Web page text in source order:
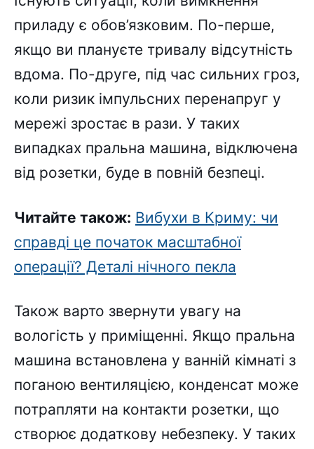
приладу є обов’язковим. По-перше,
якщо ви плануєте тривалу відсутність
вдома. По-друге, під час сильних гроз,
коли ризик імпульсних перенапруг у
мережі зростає в рази. У таких
випадках пральна машина, відключена
від розетки, буде в повній безпеці.
Читайте також: Вибухи в Криму: чи
справді це початок масштабної
операції? Деталі нічного пекла
Також варто звернути увагу на
вологість у приміщенні. Якщо пральна
машина встановлена у ванній кімнаті з
поганою вентиляцією, конденсат може
потрапляти на контакти розетки, що
створює додаткову небезпеку. У таких